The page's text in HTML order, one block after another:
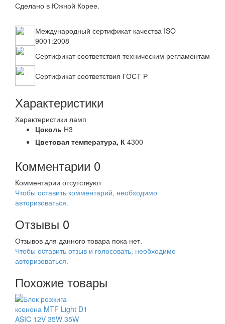
Сделано в Южной Корее.
Международный сертификат качества ISO
9001:2008
Сертификат соответствия техническим регламентам
Сертификат соответствия ГОСТ Р
Характеристики
Характеристики ламп
Цоколь H3
Цветовая температура, К 4300
Комментарии 0
Комментарии отсутствуют
Чтобы оставить комментарий, необходимо
авторизоваться.
Отзывы 0
Отзывов для данного товара пока нет.
Чтобы оcтавить отзыв и голосовать, необходимо
авторизоваться.
Похожие товары